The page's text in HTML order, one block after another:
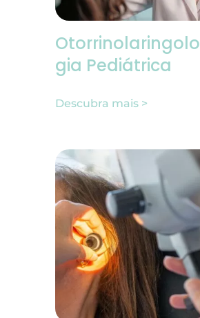
Otorrinolaringolo
gia Pediátrica
Descubra mais >